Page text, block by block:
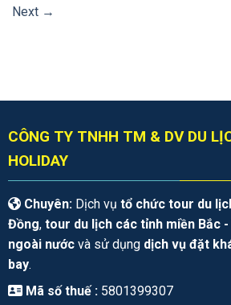
Next →
CÔNG TY TNHH TM & DV DU
HOLIDAY
Chuyên:Dịch vụ tổ chức tour du
Đồng, tour du lịch các tỉnh miền Bắc
ngoài nướcvà sử dụng dịch vụ đặt
bay.
Mã số thuế : 5801399307